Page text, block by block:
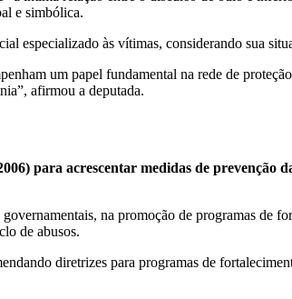
e simbólica.
especializado às vítimas, considerando sua
um papel fundamental na rede de
afirmou a deputada.
para acrescentar medidas de
na promoção de programas de
de abusos.
diretrizes para programas de